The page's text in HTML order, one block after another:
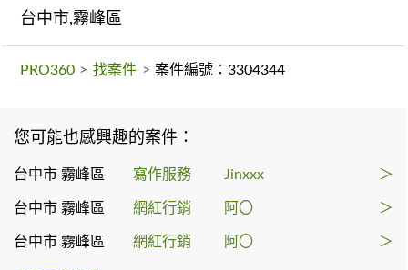
台中市,霧峰區
PRO360 > 找案件 > 案件編號：3304344
您可能也感興趣的案件：
台中市 霧峰區 寫作服務 Jinxxx ＞
台中市 霧峰區 網紅行銷 阿〇 ＞
台中市 霧峰區 網紅行銷 阿〇 ＞